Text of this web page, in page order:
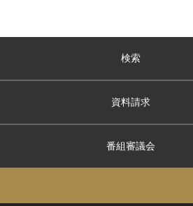
検索
資料請求
番組審議会